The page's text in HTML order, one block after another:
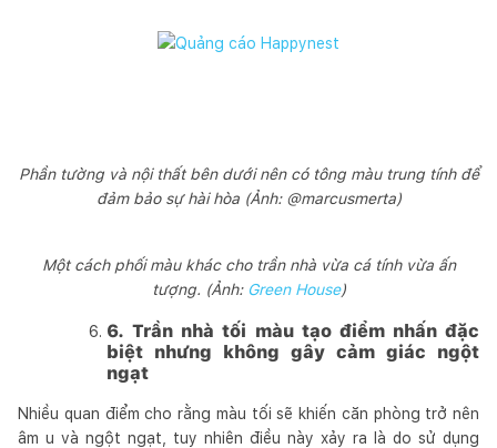
Phần tường và nội thất bên dưới nên có tông màu trung tính để
đảm bảo sự hài hòa (Ảnh: @marcusmerta)
Một cách phối màu khác cho trần nhà vừa cá tính vừa ấn
tượng. (Ảnh: Green House)
6. Trần nhà tối màu tạo điểm nhấn đặc
biệt nhưng không gây cảm giác ngột
ngạt
Nhiều quan điểm cho rằng màu tối sẽ khiến căn phòng trở nên
âm u và ngột ngạt, tuy nhiên điều này xảy ra là do sử dụng